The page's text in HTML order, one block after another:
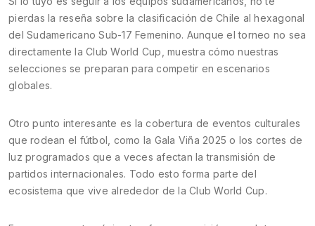
pierdas la reseña sobre la clasificación de Chile al hexagonal
del Sudamericano Sub-17 Femenino. Aunque el torneo no sea
directamente la Club World Cup, muestra cómo nuestras
selecciones se preparan para competir en escenarios
globales.
Otro punto interesante es la cobertura de eventos culturales
que rodean el fútbol, como la Gala Viña 2025 o los cortes de
luz programados que a veces afectan la transmisión de
partidos internacionales. Todo esto forma parte del
ecosistema que vive alrededor de la Club World Cup.